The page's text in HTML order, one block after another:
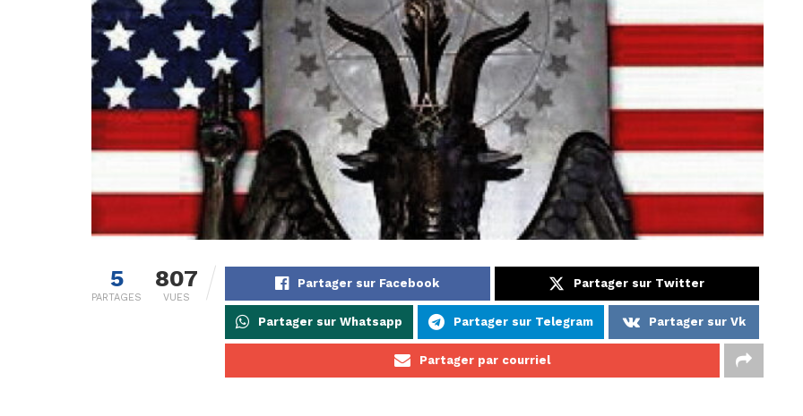
5
PARTAGES
807
VUES
Partager sur Facebook Partager sur Twitter
Partager sur Whatsapp Partager sur Telegram Partager sur Vk
Partager par courriel